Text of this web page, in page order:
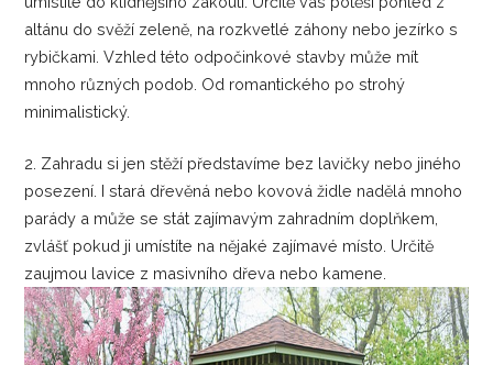
altánu do svěží zeleně, na rozkvetlé záhony nebo jezírko s
rybičkami. Vzhled této odpočinkové stavby může mít
mnoho různých podob. Od romantického po strohý
minimalistický.
2. Zahradu si jen stěží představíme bez lavičky nebo jiného
posezení. I stará dřevěná nebo kovová židle nadělá mnoho
parády a může se stát zajímavým zahradním doplňkem,
zvlášť pokud ji umístíte na nějaké zajímavé místo. Určitě
zaujmou lavice z masivního dřeva nebo kamene.